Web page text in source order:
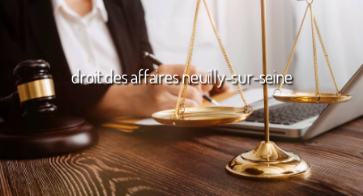
droit des affaires neuilly-sur-seine